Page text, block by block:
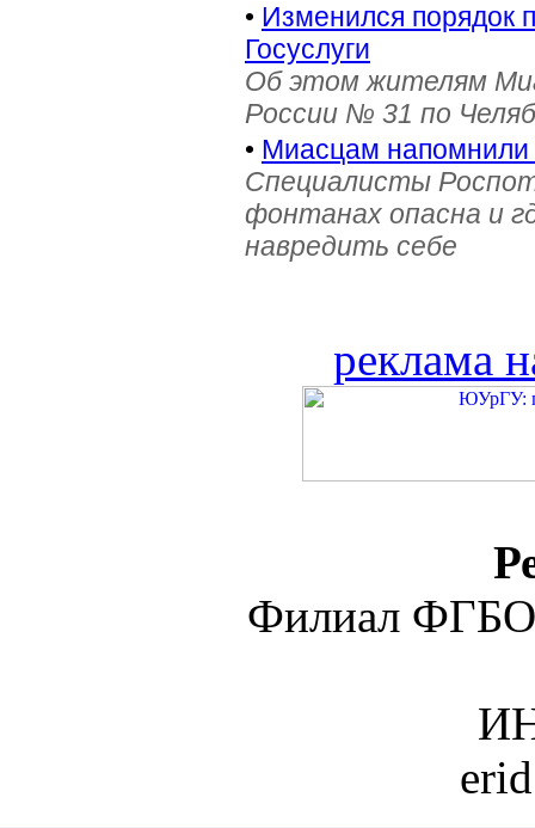
• Изменился порядок
Госуслуги
Об этом жителям
России № 31 по
• Миасцам напомнили
Специалисты
фонтанах опасна и
навредить себе
реклама
Филиал